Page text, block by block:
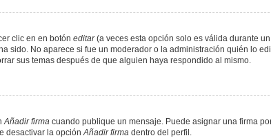
clic en en botón editar(a veces esta opción solo es válida durante
sido. No aparece si fue un moderador o la administración quién lo
sus temas después de que alguien haya respondido al mismo.
Añadir firma cuando publique un mensaje. Puede asignar una firma
desactivar la opciónAñadir firma dentro del perfil.